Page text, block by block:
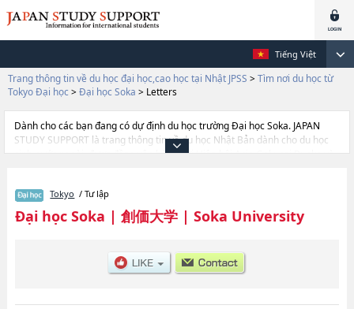
Tiếng Việt
Trang thông tin về du học đại học,cao học tại Nhật JPSS > Tìm nơi du học từ
Tokyo Đại học > Đại học Soka > Letters
Dành cho các bạn đang có dự định du học trường Đại học Soka. JAPAN
STUDY SUPPORT là trang thông tin về du học Nhật Bản dành cho du học
sinh nước ngoài, được đồng vận hành bởi Hiệp hội Asia Gakusei Bunka và
Business AdministrationhoặcNgành LawhoặcNgành LettershoặcNgành
EducationhoặcNgành Science and Engineering của Đại học Soka cũng như
thông tin chi tiết về từng ngành học, nên nếu bạn đang tìm hiểu thông tin
còn có cả thông tin của khoảng 1.300 trường đại học, cao học, trường đại
học ngắn hạn, trường chuyên môn đang tiếp nhận du học sinh.
Tokyo / Tư lập
Đại học Soka | 創価大学| Soka University